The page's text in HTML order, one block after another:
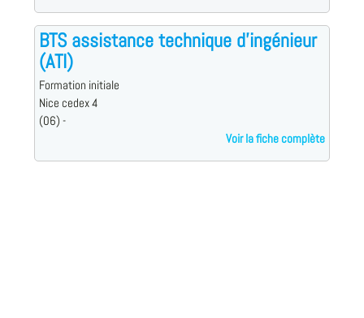
BTS assistance technique d'ingénieur
(ATI)
Formation initiale
Nice cedex 4
(06) -
Voir la fiche complète